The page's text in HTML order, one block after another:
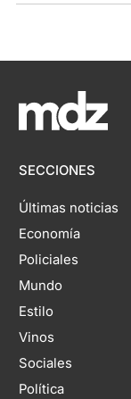
SECCIONES
Últimas noticias
Economía
Policiales
Mundo
Estilo
Vinos
Sociales
Política